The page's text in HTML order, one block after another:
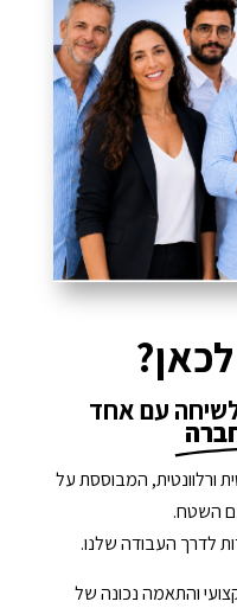
לשיחה עם אחד
ורלוונטית, המבוססת על
השטח.
לדרך העבודה שלנו.
והתאמה נכונה של